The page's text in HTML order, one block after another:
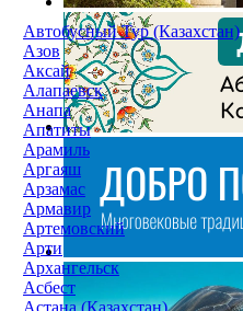
Автобусный Тур (Казахстан)
Азов
Аксай
Алапаевск
Анапа
Апатиты
Арамиль
Аргаяш
Арзамас
Армавир
Артемовский
Арти
Архангельск
Асбест
Астана (Казахстан)